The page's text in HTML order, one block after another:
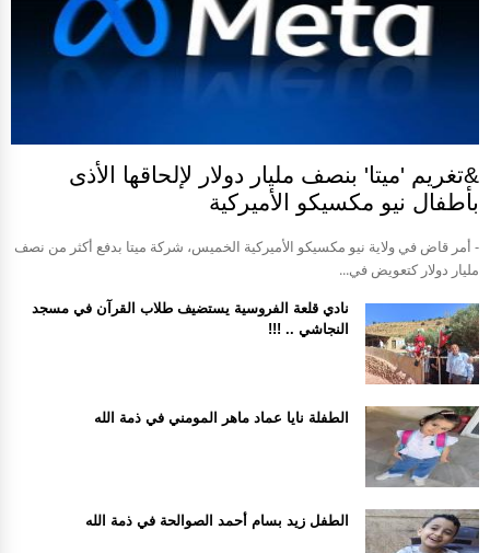
&تغريم 'ميتا' بنصف مليار دولار لإلحاقها الأذى
بأطفال نيو مكسيكو الأميركية
- أمر قاض في ولاية نيو مكسيكو الأميركية الخميس، شركة ميتا بدفع أكثر من نصف
مليار دولار كتعويض في...
نادي قلعة الفروسية يستضيف طلاب القرآن في مسجد
النجاشي .. !!!
الطفلة نايا عماد ماهر المومني في ذمة الله
الطفل زيد بسام أحمد الصوالحة في ذمة الله